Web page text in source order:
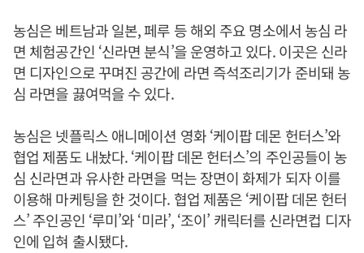
농심은 베트남과 일본, 페루 등 해외 주요 명소에서 농심 라
면 체험공간인 ‘신라면 분식’을 운영하고 있다. 이곳은 신라
면 디자인으로 꾸며진 공간에 라면 즉석조리기가 준비돼 농
심 라면을 끓여먹을 수 있다.
농심은 넷플릭스 애니메이션 영화 ‘케이팝 데몬 헌터스’와
협업 제품도 내놨다. ‘케이팝 데몬 헌터스’의 주인공들이 농
심 신라면과 유사한 라면을 먹는 장면이 화제가 되자 이를
이용해 마케팅을 한 것이다. 협업 제품은 ‘케이팝 데몬 헌터
스’ 주인공인 ‘루미’와 ‘미라’, ‘조이’ 캐릭터를 신라면컵 디자
인에 입혀 출시됐다.